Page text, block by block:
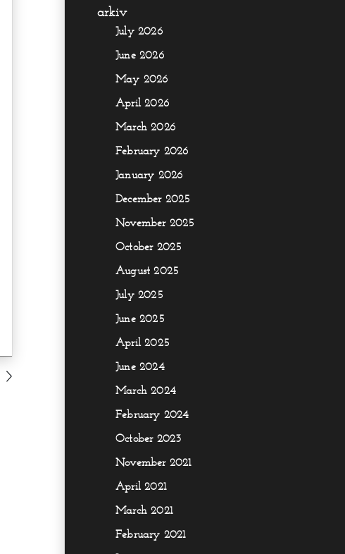
arkiv
July 2026
June 2026
May 2026
April 2026
March 2026
February 2026
January 2026
December 2025
November 2025
October 2025
August 2025
July 2025
June 2025
April 2025
June 2024
March 2024
February 2024
October 2023
November 2021
April 2021
March 2021
February 2021